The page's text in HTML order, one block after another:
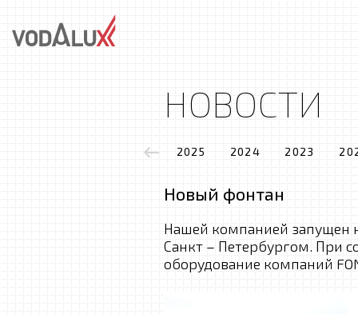
НОВОСТИ
2025 2024 2023
Новый фонтан
Нашей компанией запущен
Санкт – Петербургом. При
оборудование компаний